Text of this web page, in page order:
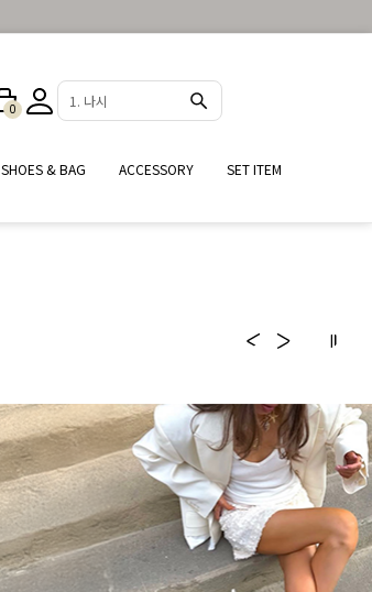
0 2. 원피스
SHOES & BAG ACCESSORY
SET ITEM